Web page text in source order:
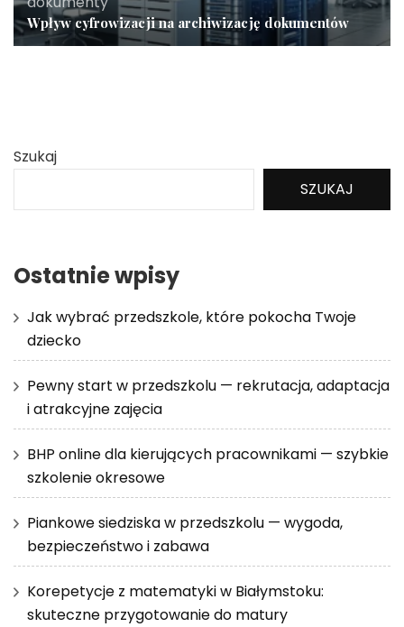
Wpływ cyfrowizacji na archiwizację dokumentów
Szukaj
SZUKAJ
Ostatnie wpisy
Jak wybrać przedszkole, które pokocha Twoje
dziecko
Pewny start w przedszkolu — rekrutacja, adaptacja
i atrakcyjne zajęcia
BHP online dla kierujących pracownikami — szybkie
szkolenie okresowe
Piankowe siedziska w przedszkolu — wygoda,
bezpieczeństwo i zabawa
Korepetycje z matematyki w Białymstoku:
skuteczne przygotowanie do matury